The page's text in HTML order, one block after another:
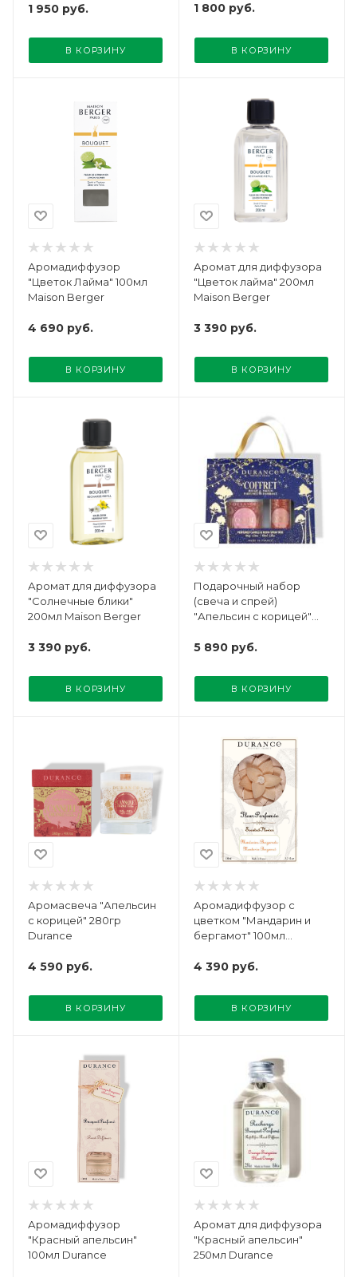
1 950 руб.
В КОРЗИНУ
1 800 руб.
В КОРЗИНУ
Аромадиффузор
"Цветок Лайма" 100мл
Maison Berger
4 690 руб.
В КОРЗИНУ
Аромат для диффузора
"Цветок лайма" 200мл
Maison Berger
3 390 руб.
В КОРЗИНУ
Аромат для диффузора
"Солнечные блики"
200мл Maison Berger
3 390 руб.
В КОРЗИНУ
Подарочный набор
(свеча и спрей)
"Апельсин с корицей"
5 890 руб.
В КОРЗИНУ
Аромасвеча "Апельсин
с корицей" 280гр
Durance
4 590 руб.
В КОРЗИНУ
Аромадиффузор с
цветком "Мандарин и
бергамот" 100мл
4 390 руб.
В КОРЗИНУ
Аромадиффузор
"Красный апельсин"
100мл Durance
Аромат для диффузора
"Красный апельсин"
250мл Durance